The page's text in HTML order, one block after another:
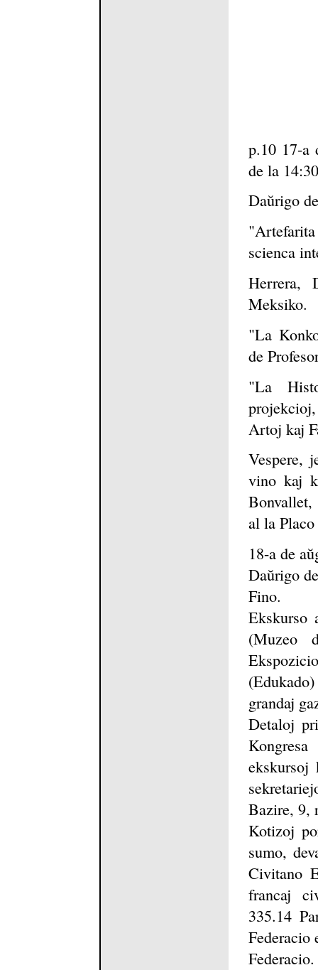
p.10 17-a
de la
Daŭrigo
scienca
Herrera,
Meksiko.
"La
de
"La
Artoj kaj
Vespere,
vino kaj
al la
18-a de
Daŭrigo
Fino.
(Muzeo
grandaj
Detaloj
Bazire, 9,
Kotizoj
sumo,
Civitano
francaj
335.14
Federacio
Federacio.